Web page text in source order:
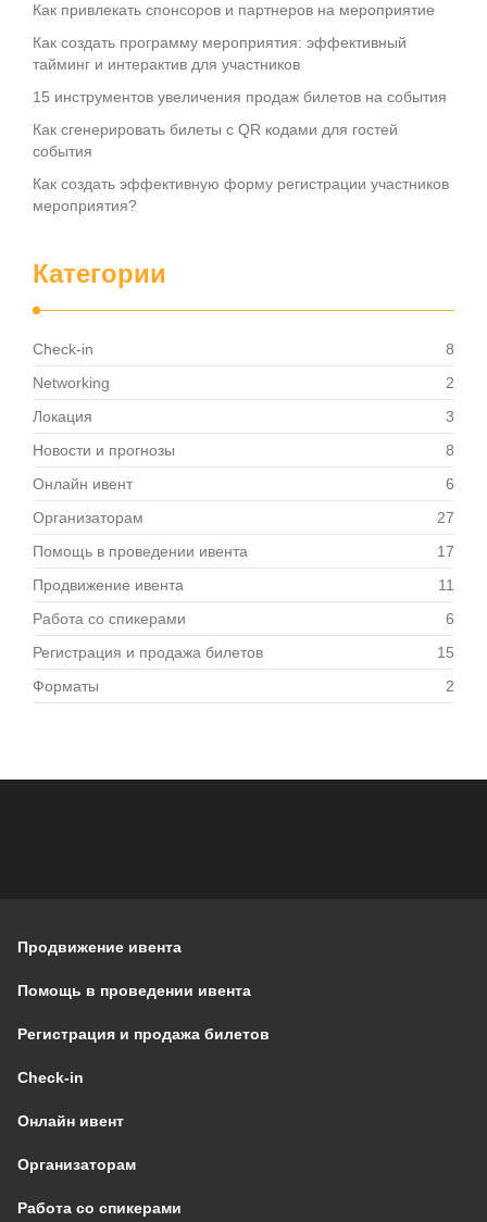
Как привлекать спонсоров и партнеров на мероприятие
Как создать программу мероприятия: эффективный
тайминг и интерактив для участников
15 инструментов увеличения продаж билетов на события
Как сгенерировать билеты с QR кодами для гостей
события
Как создать эффективную форму регистрации участников
мероприятия?
Категории
Check-in
8
Networking
2
Локация
3
Новости и прогнозы
8
Онлайн ивент
6
Организаторам
27
Помощь в проведении ивента
17
Продвижение ивента
11
Работа со спикерами
6
Регистрация и продажа билетов
15
Форматы
2
Продвижение ивента
Помощь в проведении ивента
Регистрация и продажа билетов
Check-in
Онлайн ивент
Организаторам
Работа со спикерами